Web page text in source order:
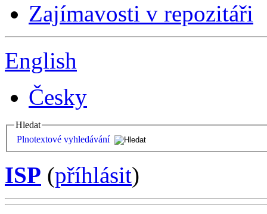
Zajímavosti v repozitáři
English
Česky
Hledat
Plnotextové vyhledávání
ISP (příhlásit)